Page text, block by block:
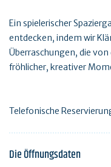
Ein spielerischer
entdecken, indem wir
Überraschungen, die
fröhlicher, kreativer
Telefonische
Die Öffnungsdaten